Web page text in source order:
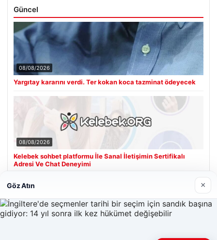
Güncel
08/08/2026
Yargıtay kararını verdi. Ter kokan koca tazminat ödeyecek
08/08/2026
Kelebek sohbet platformu İle Sanal İletişimin Sertifikalı
Adresi Ve Chat Deneyimi
Son Eklenen Firmalar
Göz Atın ×